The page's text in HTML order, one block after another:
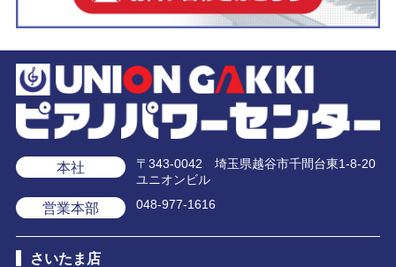
本社
〒343-0042 埼玉県越谷市千間台東1-8-20
ユニオンビル
営業本部 048-977-1616
さいたま店